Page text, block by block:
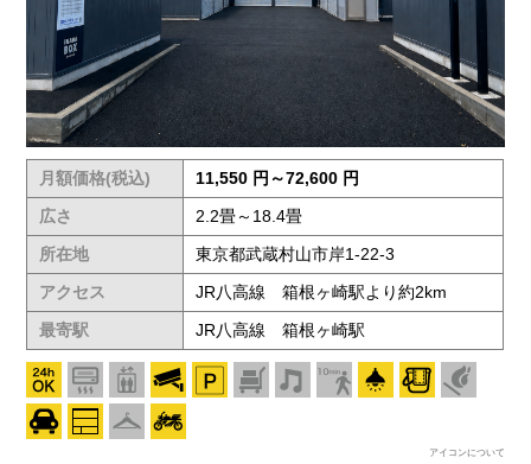
月額価格(税込)
11,550 円～72,600 円
広さ
2.2畳～18.4畳
所在地
東京都武蔵村山市岸1-22-3
アクセス
JR八高線 箱根ヶ崎駅より約2km
最寄駅
JR八高線 箱根ヶ崎駅
アイコンについて